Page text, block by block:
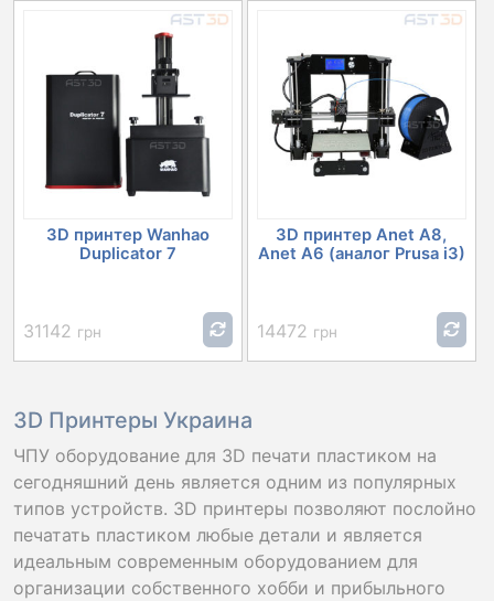
3D принтер Wanhao
Duplicator 7
31142 грн
3D принтер Anet A8,
Anet A6 (аналог Prusa i3)
14472 грн
3D Принтеры Украина
ЧПУ оборудование для 3D печати пластиком на
сегодняшний день является одним из популярных
типов устройств. 3D принтеры позволяют послойно
печатать пластиком любые детали и является
идеальным современным оборудованием для
организации собственного хобби и прибыльного